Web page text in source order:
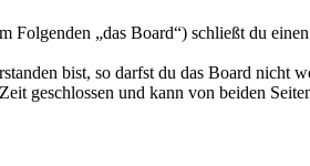
Folgenden „das Board“) schließt du
bist, so darfst du das Board
geschlossen und kann von beiden